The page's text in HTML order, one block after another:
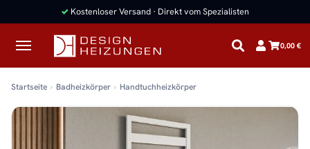
✓ Kostenloser Versand · Direkt vom Spezialisten
0,00 €
Startseite Badheizkörper Handtuchheizkörper